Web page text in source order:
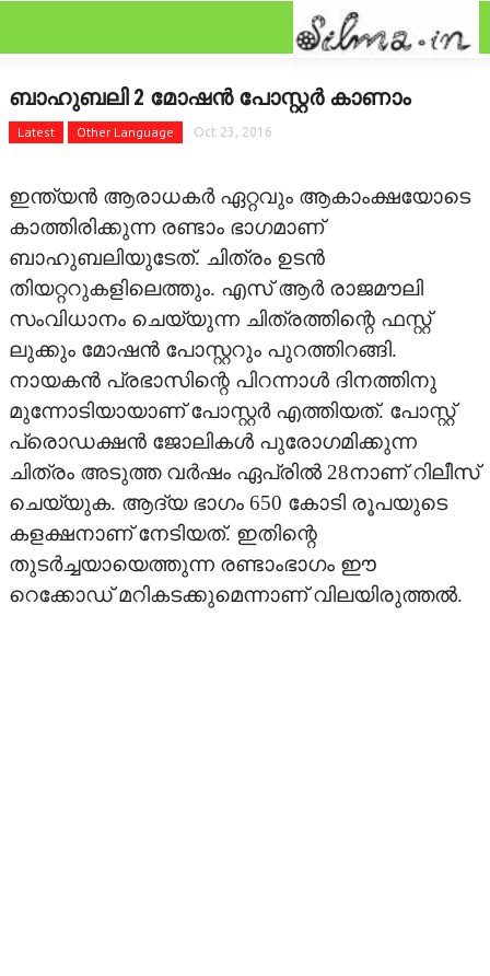
FEATURED
REVIEW
GALLERY
GOSSIPS
LATEST
NEWRELEASES
ONAM GALLERY
ONAM MOVIES
ONAM ON TV
ബാഹുബലി 2 മോഷന്‍ പോസ്റ്റര്‍ കാണാം
Latest Other Language Oct 23, 2016
ഇന്ത്യന്‍ ആരാധകര്‍ ഏറ്റവും ആകാംക്ഷയോടെ
കാത്തിരിക്കുന്ന രണ്ടാം ഭാഗമാണ്
ബാഹുബലിയുടേത്. ചിത്രം ഉടന്‍
തിയറ്ററുകളിലെത്തും. എസ് ആര്‍ രാജമൗലി
സംവിധാനം ചെയ്യുന്ന ചിത്രത്തിന്റെ ഫസ്റ്റ്
ലുക്കും മോഷന്‍ പോസ്റ്ററും പുറത്തിറങ്ങി.
നായകന്‍ പ്രഭാസിന്റെ പിറന്നാള്‍ ദിനത്തിനു
മുന്നോടിയായാണ് പോസ്റ്റര്‍ എത്തിയത്. പോസ്റ്റ്
പ്രൊഡക്ഷന്‍ ജോലികള്‍ പുരോഗമിക്കുന്ന
ചിത്രം അടുത്ത വര്‍ഷം ഏപ്രില്‍ 28നാണ് റിലീസ്
ചെയ്യുക. ആദ്യ ഭാഗം 650 കോടി രൂപയുടെ
കളക്ഷനാണ് നേടിയത്. ഇതിന്റെ
തുടര്‍ച്ചയായെത്തുന്ന രണ്ടാംഭാഗം ഈ
റെക്കോഡ് മറികടക്കുമെന്നാണ് വിലയിരുത്തല്‍.